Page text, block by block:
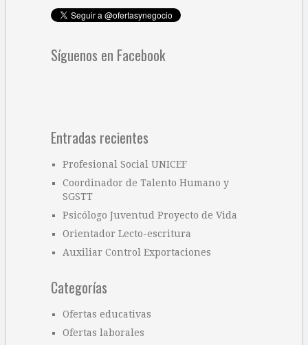
Síguenos en Facebook
Entradas recientes
Profesional Social UNICEF
Coordinador de Talento Humano y
SGSTT
Psicólogo Juventud Proyecto de Vida
Orientador Lecto-escritura
Auxiliar Control Exportaciones
Categorías
Ofertas educativas
Ofertas laborales